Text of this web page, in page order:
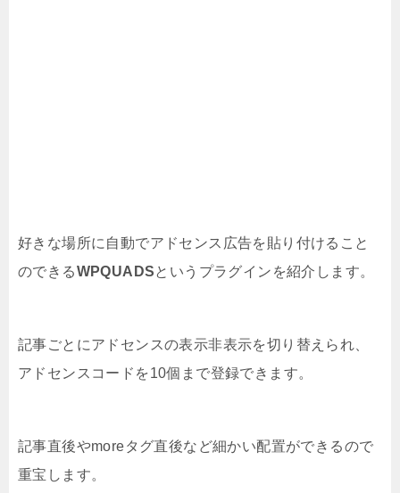
好きな場所に自動でアドセンス広告を貼り付けること
のできるWPQUADSというプラグインを紹介します。
記事ごとにアドセンスの表示非表示を切り替えられ、
アドセンスコードを10個まで登録できます。
記事直後やmoreタグ直後など細かい配置ができるので
重宝します。